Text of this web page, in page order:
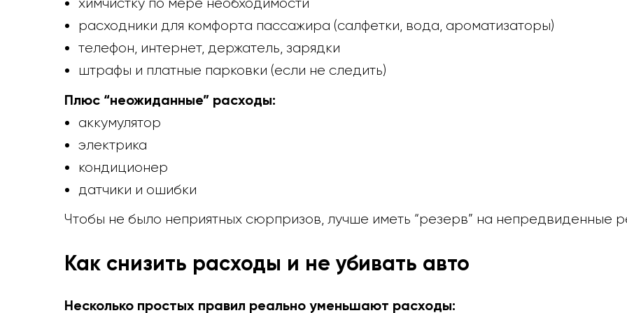
расходники для комфорта пассажира (салфетки, вода, ароматизаторы)
телефон, интернет, держатель, зарядки
штрафы и платные парковки (если не следить)
Плюс “неожиданные” расходы:
аккумулятор
электрика
кондиционер
датчики и ошибки
Чтобы не было неприятных сюрпризов, лучше иметь “резерв” на непредвиденные
Как снизить расходы и не убивать авто
Несколько простых правил реально уменьшают расходы: